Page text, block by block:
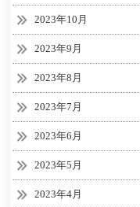
2023年10月
2023年9月
2023年8月
2023年7月
2023年6月
2023年5月
2023年4月